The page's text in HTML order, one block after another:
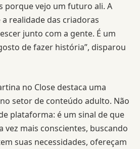
porque vejo um futuro ali. A
realidade das criadoras
junto com a gente. É um
de fazer história”, disparou
no Close destaca uma
setor de conteúdo adulto. Não
plataforma: é um sinal de que
vez mais conscientes, buscando
suas necessidades, ofereçam